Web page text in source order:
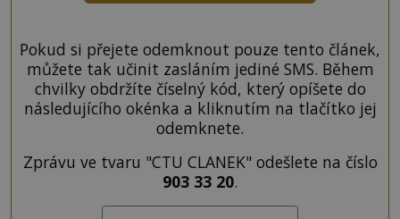
Pokud si přejete odemknout pouze tento článek,
můžete tak učinit zasláním jediné SMS. Během
chvilky obdržíte číselný kód, který opíšete do
následujícího okénka a kliknutím na tlačítko jej
odemknete.
Zprávu ve tvaru "CTU CLANEK" odešlete na číslo
903 33 20.